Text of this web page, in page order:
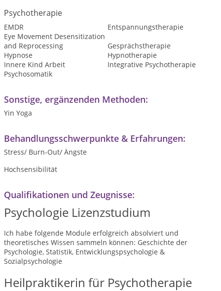
Psychotherapie
EMDR
Entspannungstherapie
Eye Movement Desensitization
and Reprocessing
Gesprächstherapie
Hypnose
Hypnotherapie
Innere Kind Arbeit
Integrative Psychotherapie
Psychosomatik
Sonstige, ergänzenden Methoden:
Yin Yoga
Behandlungsschwerpunkte & Erfahrungen:
Stress/ Burn-Out/ Ängste
Hochsensibilität
Qualifikationen und Zeugnisse:
Psychologie Lizenzstudium
Ich habe folgende Module erfolgreich absolviert und
theoretisches Wissen sammeln können: Geschichte der
Psychologie, Statistik, Entwicklungspsychologie &
Sozialpsychologie
Heilpraktikerin für Psychotherapie